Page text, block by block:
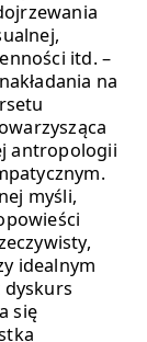
itd. –
na
antropologii
myśli,
idealnym
się